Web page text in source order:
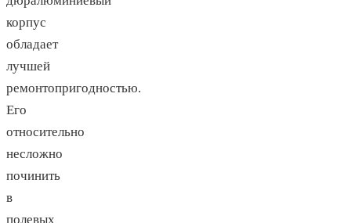
корпус
обладает
лучшей
ремонтопригодностью.
Его
относительно
несложно
починить
в
полевых